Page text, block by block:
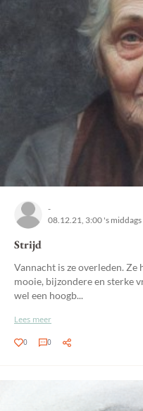
-
08.12.21, 3:00 's middags
Strijd
Vannacht is ze overleden.
mooie, bijzondere en sterke
wel een hoogb...
Lees meer
0 0